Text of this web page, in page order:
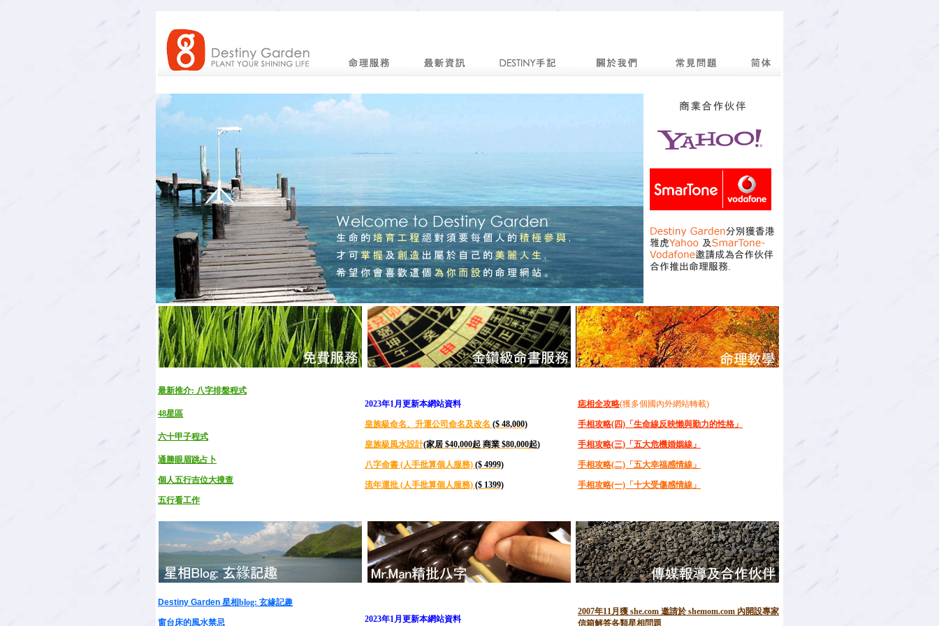
最新推介: 八字排盤程式
48星區
六十甲子程式
通勝眼眉跳占卜
個人五行吉位大搜查
五行看工作
2023年1月更新本網站資料
皇族級命名、升運公司命名及改名 ($ 48,000)
皇族級風水設計(家居 $40,000起 商業 $80,000起)
八字命書 (人手批算個人服務) ($ 4999)
流年運批 (人手批算個人服務) ($ 1399)
痣相全攻略(獲多個國內外網站轉載)
手相攻略(四)「生命線反映懶與勤力的性格」
手相攻略(三)「五大危機婚姻線」
手相攻略(二)「五大幸福感情線」
手相攻略(一)「十大受傷感情線」
Destiny Garden 星相blog: 玄緣記趣
窗台床的風水禁忌 2023年1月更新本網站資料
2007年11月獲 she.com 邀請於 shemom.com 內開設專家
信箱解答各類星相問題